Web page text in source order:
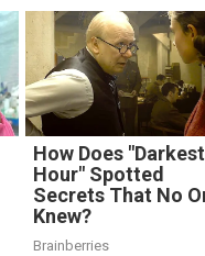
How Does "Darkest
Hour" Spotted
Secrets That No
Knew?
Brainberries